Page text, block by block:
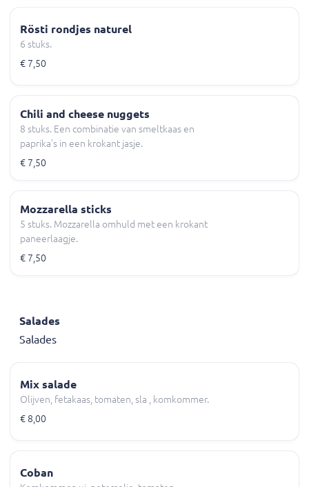
Rösti rondjes naturel
6 stuks.
€ 7,50
Chili and cheese nuggets
8 stuks. Een combinatie van smeltkaas en
paprika's in een krokant jasje.
€ 7,50
Mozzarella sticks
5 stuks. Mozzarella omhuld met een krokant
paneerlaagje.
€ 7,50
Salades
Salades
Mix salade
Olijven, fetakaas, tomaten, sla , komkommer.
€ 8,00
Coban